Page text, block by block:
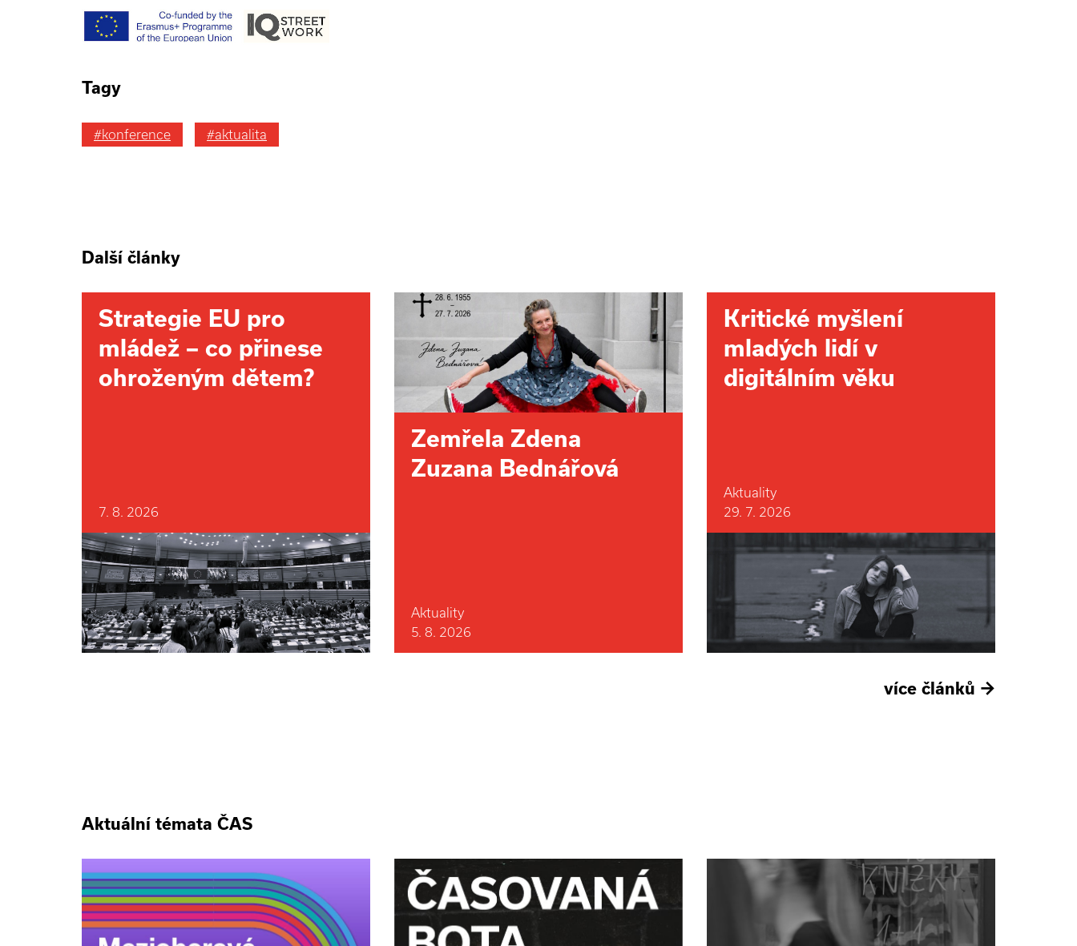
Tagy
#konference #aktualita
Další články
Strategie EU pro
mládež – co přinese
ohroženým dětem?
7. 8. 2026
Zemřela Zdena
Zuzana Bednářová
Aktuality
5. 8. 2026
Kritické myšlení
mladých lidí v
digitálním věku
Aktuality
29. 7. 2026
více článků →
Aktuální témata ČAS